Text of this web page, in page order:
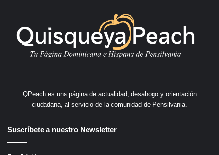
QPeach es una página de actualidad, desahogo y orientación
ciudadana, al servicio de la comunidad de Pensilvania.
Suscríbete a nuestro Newsletter